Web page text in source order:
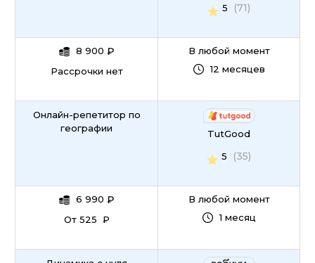
8 900 ₽
Рассрочки нет
5
(71)
В любой момент
12 месяцев
Онлайн-репетитор по
географии
6 990 ₽
От 525 ₽
TutGood
5
(35)
В любой момент
1 месяц